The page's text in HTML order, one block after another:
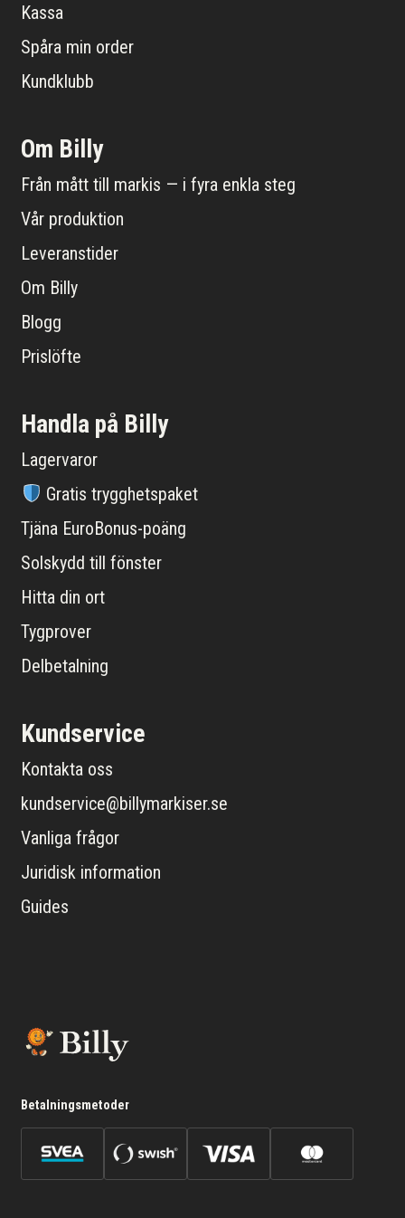
Kassa
Spåra min order
Kundklubb
Om Billy
Från mått till markis — i fyra enkla steg
Vår produktion
Leveranstider
Om Billy
Blogg
Prislöfte
Handla på Billy
Lagervaror
Gratis trygghetspaket
Tjäna EuroBonus-poäng
Solskydd till fönster
Hitta din ort
Tygprover
Delbetalning
Kundservice
Kontakta oss
kundservice@billymarkiser.se
Vanliga frågor
Juridisk information
Guides
Betalningsmetoder